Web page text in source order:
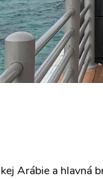
Arábie a hlavná